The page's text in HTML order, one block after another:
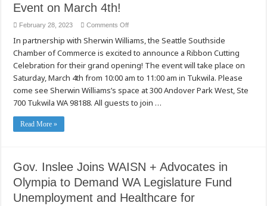
Event on March 4th!
February 28, 2023 Comments Offon
Southside
Chamber
announces
Williams
Ribbon
Cutting
Celebration
Event
on
March
In partnership with Sherwin Williams, the Seattle Southside
Chamber of Commerce is excited to announce a Ribbon Cutting
Celebration for their grand opening! The event will take place on
Saturday, March 4th from 10:00 am to 11:00 am in Tukwila. Please
come see Sherwin Williams’s space at 300 Andover Park West, Ste
700 Tukwila WA 98188. All guests to join …
Read More »
Gov. Inslee Joins WAISN + Advocates in
Olympia to Demand WA Legislature Fund
Unemployment and Healthcare for